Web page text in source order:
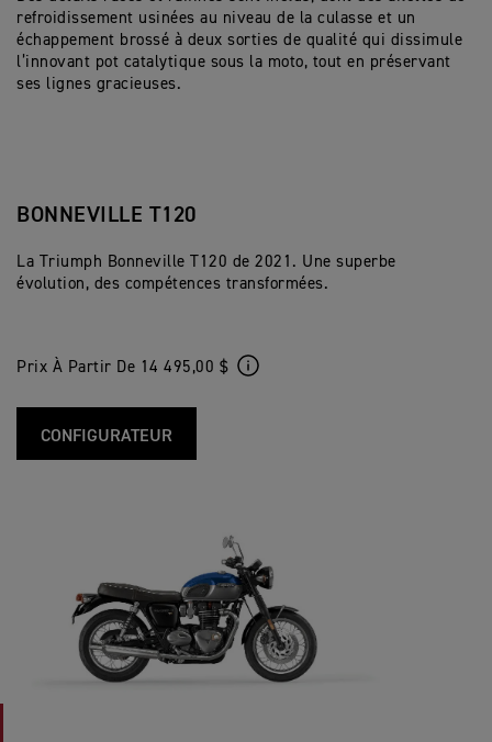
refroidissement usinées au niveau de la culasse et un
échappement brossé à deux sorties de qualité qui dissimule
l’innovant pot catalytique sous la moto, tout en préservant
ses lignes gracieuses.
BONNEVILLE T120
La Triumph Bonneville T120 de 2021. Une superbe
évolution, des compétences transformées.
Prix À Partir De 14 495,00 $
CONFIGURATEUR